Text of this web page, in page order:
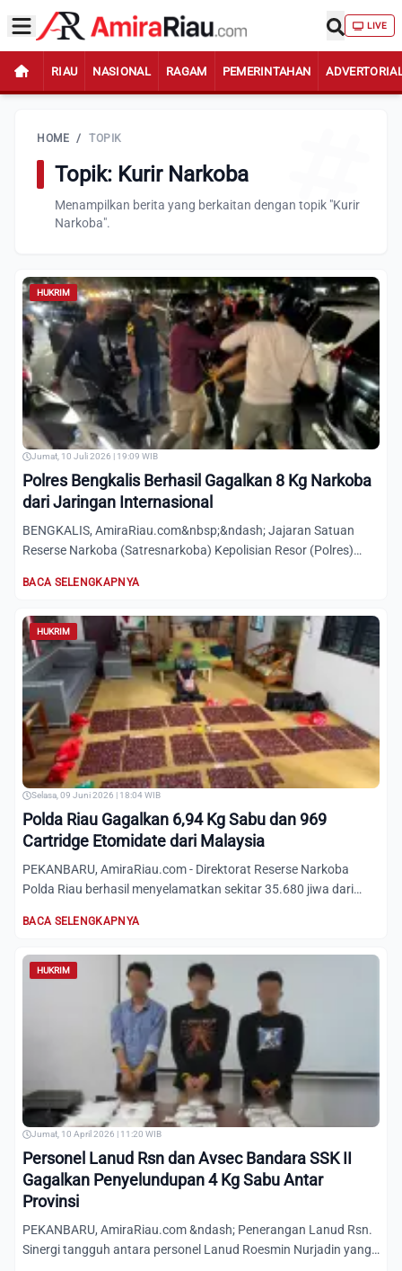
LIVE
RIAU NASIONAL RAGAM PEMERINTAHAN
HOME / TOPIK
Topik: Kurir Narkoba
Menampilkan berita yang berkaitan dengan topik "Kurir
Narkoba".
HUKRIM
Jumat, 10 Juli 2026 | 19:09 WIB
Polres Bengkalis Berhasil Gagalkan 8 Kg Narkoba
dari Jaringan Internasional
BENGKALIS, AmiraRiau.com&nbsp;&ndash; Jajaran Satuan
Reserse Narkoba (Satresnarkoba) Kepolisian Resor (Polres)
BACA SELENGKAPNYA
HUKRIM
Selasa, 09 Juni 2026 | 18:04 WIB
Polda Riau Gagalkan 6,94 Kg Sabu dan 969
Cartridge Etomidate dari Malaysia
PEKANBARU, AmiraRiau.com - Direktorat Reserse Narkoba
Polda Riau berhasil menyelamatkan sekitar 35.680 jiwa dari
BACA SELENGKAPNYA
HUKRIM
Jumat, 10 April 2026 | 11:20 WIB
Personel Lanud Rsn dan Avsec Bandara SSK II
Gagalkan Penyelundupan 4 Kg Sabu Antar
Provinsi
PEKANBARU, AmiraRiau.com &ndash; Penerangan Lanud Rsn.
Sinergi tangguh antara personel Lanud Roesmin Nurjadin yang